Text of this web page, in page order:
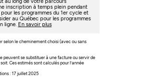
au long de votre parcours
inscription à temps plein pendant
les programmes du 1er cycle et
au Québec pour les programmes
ligne. En savoir plus
selon le cheminement choisi (avec ou sans
peuvent se substituer à une facture ou servir de
Ces estimés sont calculés pour l’année
: 17 juillet 2025